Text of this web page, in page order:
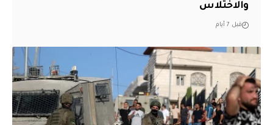
والاختلاس
قبل 7 أيام